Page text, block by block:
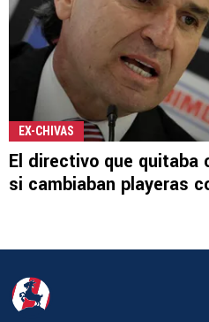
EX-CHIVAS
El directivo que quitaba
si cambiaban playeras